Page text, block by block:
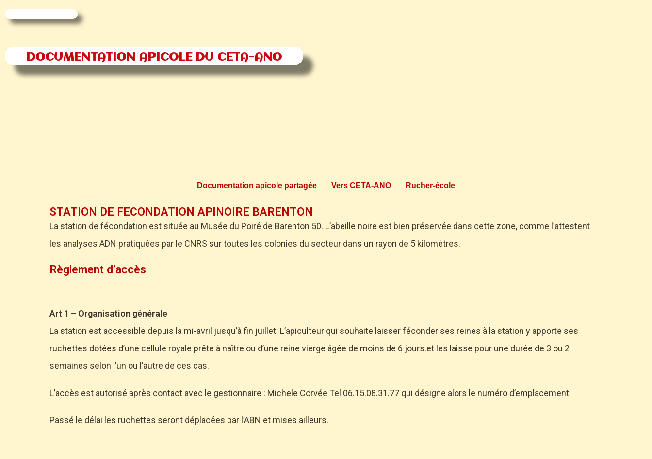
DOCUMENTATION APICOLE DU CETA-ANO
Documentation apicole partagée Vers CETA-ANO Rucher-école
STATION DE FECONDATION APINOIRE BARENTON
La station de fécondation est située au Musée du Poiré de Barenton 50. L’abeille noire est bien préservée dans cette zone, comme l’attestent
les analyses ADN pratiquées par le CNRS sur toutes les colonies du secteur dans un rayon de 5 kilomètres.
Règlement d’accès
Art 1 – Organisation générale
La station est accessible depuis la mi-avril jusqu’à fin juillet. L’apiculteur qui souhaite laisser féconder ses reines à la station y apporte ses
ruchettes dotées d’une cellule royale prête à naître ou d’une reine vierge âgée de moins de 6 jours.et les laisse pour une durée de 3 ou 2
semaines selon l’un ou l’autre de ces cas.
L’accès est autorisé après contact avec le gestionnaire : Michele Corvée Tel 06.15.08.31.77 qui désigne alors le numéro d’emplacement.
Passé le délai les ruchettes seront déplacées par l’ABN et mises ailleurs.